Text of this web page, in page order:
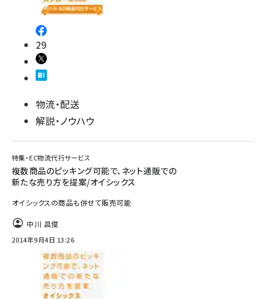
29
物流・配送
解説・ノウハウ
特集・EC物流代行サービス
複数商品のピッキング可能で、ネット通販での
新たな売り方を提案/オイシックス
オイシックスの商品も併せて販売可能
中川 昌俊
2014年9月4日 13:26